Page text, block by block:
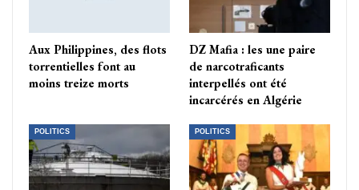
Aux Philippines, des flots
torrentielles font au
moins treize morts
DZ Mafia : les une paire
de narcotraficants
interpellés ont été
incarcérés en Algérie
POLITICS POLITICS